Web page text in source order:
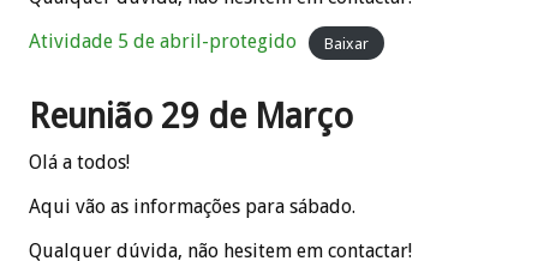
Atividade 5 de abril-protegido
Baixar
Reunião 29 de Março
Olá a todos!
Aqui vão as informações para sábado.
Qualquer dúvida, não hesitem em contactar!